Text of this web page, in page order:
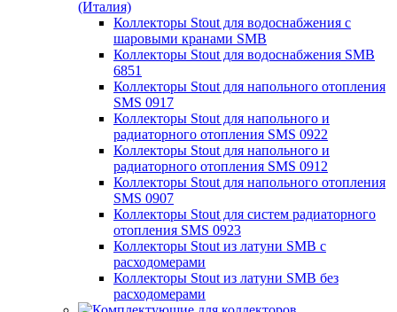
(Италия)
Коллекторы Stout для водоснабжения с
шаровыми кранами SMB
Коллекторы Stout для водоснабжения SMB
6851
Коллекторы Stout для напольного отопления
SMS 0917
Коллекторы Stout для напольного и
радиаторного отопления SMS 0922
Коллекторы Stout для напольного и
радиаторного отопления SMS 0912
Коллекторы Stout для напольного отопления
SMS 0907
Коллекторы Stout для систем радиаторного
отопления SMS 0923
Коллекторы Stout из латуни SMB с
расходомерами
Коллекторы Stout из латуни SMB без
расходомерами